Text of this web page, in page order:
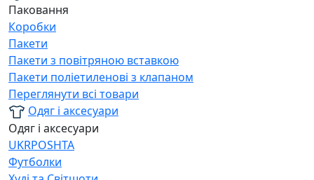
Паковання
Коробки
Пакети
Пакети з повітряною вставкою
Пакети поліетиленові з клапаном
Переглянути всі товари
Одяг і аксесуари
Одяг і аксесуари
UKRPOSHTA
Футболки